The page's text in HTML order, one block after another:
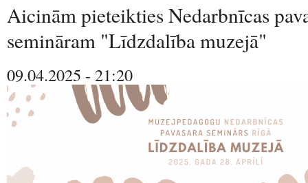
Aicinām pieteikties Nedarbnīcas
semināram "Līdzdalība muzejā"
09.04.2025 - 21:20